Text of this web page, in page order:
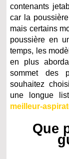
contenants
car la
mais certains
poussière en
temps, les
en plus
sommet des
souhaitez
une longue
meilleur-
Que